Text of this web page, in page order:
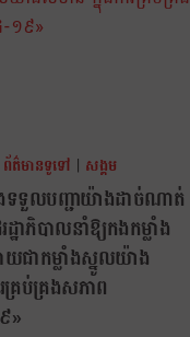
ព័ត៌មានទូទៅ | សង្គម
ទទួលបញ្ជាយ៉ាងដាច់ណាត់
ឋាភិបាលនាំឱ្យកងកម្លាំង
ាយជាកម្លាំងស្នូលយ៉ាង
គ្រប់គ្រងសភាព
»